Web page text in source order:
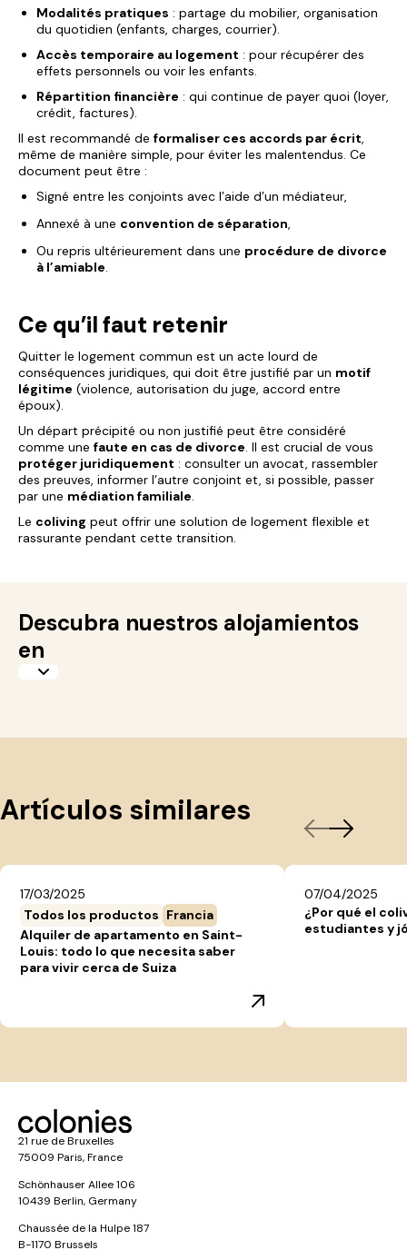
Modalités pratiques : partage du mobilier, organisation
du quotidien (enfants, charges, courrier).
Accès temporaire au logement : pour récupérer des
effets personnels ou voir les enfants.
Répartition financière : qui continue de payer quoi (loyer,
crédit, factures).
Il est recommandé de formaliser ces accords par écrit,
même de manière simple, pour éviter les malentendus. Ce
document peut être :
Signé entre les conjoints avec l’aide d’un médiateur,
Annexé à une convention de séparation,
Ou repris ultérieurement dans une procédure de divorce
à l’amiable.
Ce qu’il faut retenir
Quitter le logement commun est un acte lourd de
conséquences juridiques, qui doit être justifié par un motif
légitime (violence, autorisation du juge, accord entre
époux).
Un départ précipité ou non justifié peut être considéré
comme une faute en cas de divorce. Il est crucial de vous
protéger juridiquement : consulter un avocat, rassembler
des preuves, informer l’autre conjoint et, si possible, passer
par une médiation familiale.
Le coliving peut offrir une solution de logement flexible et
rassurante pendant cette transition.
Descubra nuestros alojamientos
en
Artículos similares
17/03/2025
Todos los productos Francia
Alquiler de apartamento en Saint-
Louis: todo lo que necesita saber
para vivir cerca de Suiza
07/04/2025
¿Por qué el
estudiantes y
21 rue de Bruxelles
75009 Paris, France
Schönhauser Allee 106
10439 Berlin, Germany
Chaussée de la Hulpe 187
B-1170 Brussels